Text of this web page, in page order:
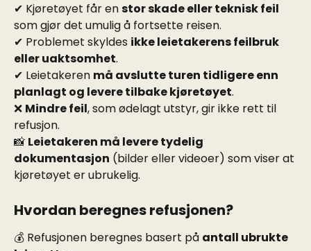
✔ Kjøretøyet får en stor skade eller teknisk feil
som gjør det umulig å fortsette reisen.
✔ Problemet skyldes ikke leietakerens feilbruk
eller uaktsomhet.
✔ Leietakeren må avslutte turen tidligere enn
planlagt og levere tilbake kjøretøyet.
❌ Mindre feil, som ødelagt utstyr, gir ikke rett til
refusjon.
📸 Leietakeren må levere tydelig
dokumentasjon (bilder eller videoer) som viser at
kjøretøyet er ubrukelig.
Hvordan beregnes refusjonen?
💰 Refusjonen beregnes basert på antall ubrukte